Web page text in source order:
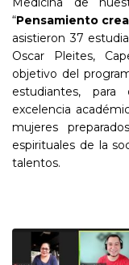
“Pensamiento
asistieron 37
Oscar Pleites,
objetivo del
estudiantes,
excelencia
mujeres
espirituales de la
talentos.